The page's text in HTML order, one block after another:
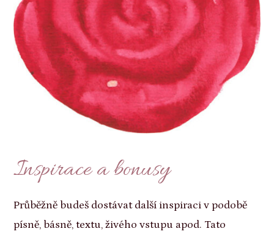
Inspirace a bonusy
Průběžně budeš dostávat další inspiraci v podobě
písně, básně, textu, živého vstupu apod. Tato